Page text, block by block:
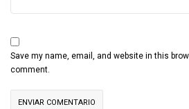
Save my name, email, and website in this
comment.